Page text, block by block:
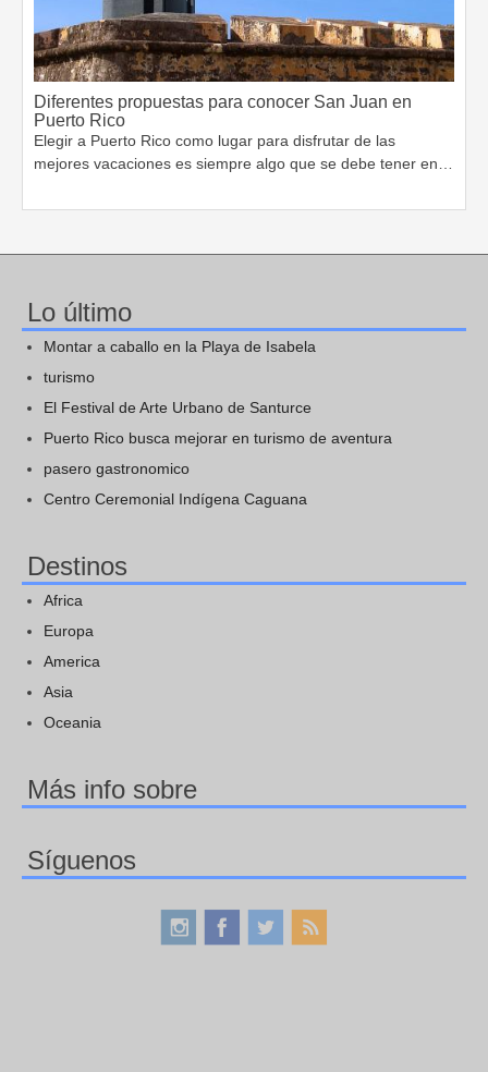
Diferentes propuestas para conocer San Juan en
Puerto Rico
Elegir a Puerto Rico como lugar para disfrutar de las
mejores vacaciones es siempre algo que se debe tener en…
Lo último
Montar a caballo en la Playa de Isabela
turismo
El Festival de Arte Urbano de Santurce
Puerto Rico busca mejorar en turismo de aventura
pasero gastronomico
Centro Ceremonial Indígena Caguana
Destinos
Africa
Europa
America
Asia
Oceania
Más info sobre
Síguenos